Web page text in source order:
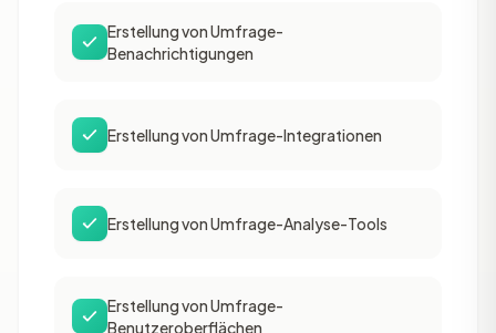
Erstellung von Umfrage-
Benachrichtigungen
Erstellung von Umfrage-Integrationen
Erstellung von Umfrage-Analyse-Tools
Erstellung von Umfrage-
Benutzeroberflächen